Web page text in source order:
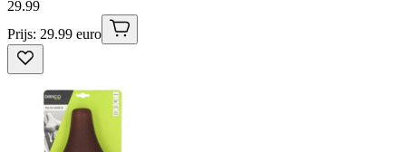
29.99
Prijs: 29.99 euro